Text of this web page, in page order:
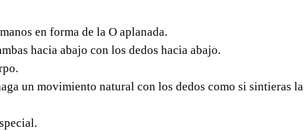
en forma de la O aplanada.
hacia abajo con los dedos hacia abajo.
un movimiento natural con los dedos como si sintieras la